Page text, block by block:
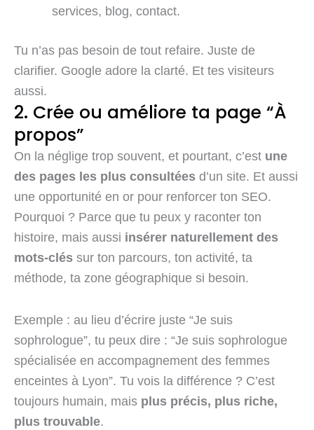
services, blog, contact.
Tu n’as pas besoin de tout refaire. Juste de
clarifier. Google adore la clarté. Et tes visiteurs
aussi.
2. Crée ou améliore ta page “À
propos”
On la néglige trop souvent, et pourtant, c’est une
des pages les plus consultées d’un site. Et aussi
une opportunité en or pour renforcer ton SEO.
Pourquoi ? Parce que tu peux y raconter ton
histoire, mais aussi insérer naturellement des
mots-clés sur ton parcours, ton activité, ta
méthode, ta zone géographique si besoin.
Exemple : au lieu d’écrire juste “Je suis
sophrologue”, tu peux dire : “Je suis sophrologue
spécialisée en accompagnement des femmes
enceintes à Lyon”. Tu vois la différence ? C’est
toujours humain, mais plus précis, plus riche,
plus trouvable.